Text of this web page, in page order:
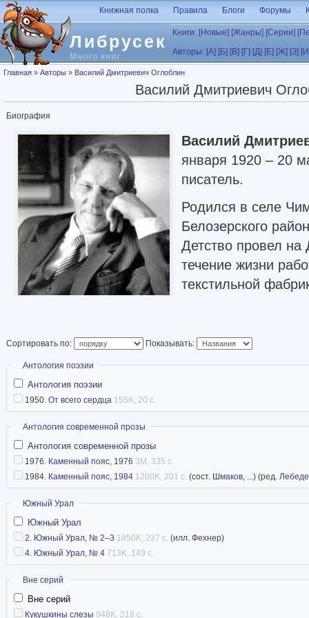
Перейти к основному содержанию
Либрусек
Много книг
Книжная полка Правила Блоги Форумы
Книги: [Новые] [Жанры] [Серии]
Авторы: [А] [Б] [В] [Г] [Д] [Е] [Ж] [З]
Вы здесь
Главная » Авторы » Василий Дмитриевич Оглоблин
Василий Дмитриевич
Биография
Василий
января 1920 – 20
писатель.
Родился в селе
Белозерского
Детство провел
течение жизни
текстильной
на партийной работе.
Особая страница жизни Василия Оглоблина –
война. Участвовал в ней с первого дня
составе 8-й воздушно-десантной бригады. В
попал в плен, был узником многих лагерей, в
Бухенвальда.
Первое его прозаическое произведение было
году и называлось «Жертва Бухенвальда».
С конца 40-х годов жил в городе Копейске
Работал ответственным секретарем,
«Копейский рабочий». Стихи Василия
времени часто печатались в газетах,
и «От всего сердца», издававшихся
издательством.
В 1952-1974 годах жил в Киеве и Черкассах.
Сортировать по: Показывать:
Скрыть
Антология поэзии
Антология поэзии
1950. От всего сердца 155K, 20 с.
Скрыть
Антология современной прозы
Антология современной прозы
1976. Каменный пояс, 1976 3M, 335 с.
1984. Каменный пояс, 1984 1200K, 201 с. (сост. Шмаков, ...) (ред.
Скрыть
Южный Урал
Южный Урал
2. Южный Урал, № 2–3 1850K, 237 с. (илл. Фехнер)
4. Южный Урал, № 4 713K, 149 с.
Скрыть
Вне серий
Вне серий
Кукушкины слезы 948K, 218 с.